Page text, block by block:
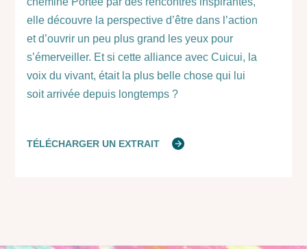
elle découvre la perspective d’être dans l’action
et d’ouvrir un peu plus grand les yeux pour
s’émerveiller. Et si cette alliance avec Cuicui, la
voix du vivant, était la plus belle chose qui lui
soit arrivée depuis longtemps ?
TÉLÉCHARGER UN EXTRAIT